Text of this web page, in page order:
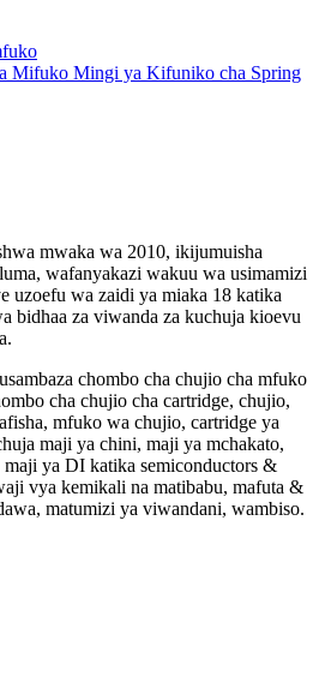
mwaka wa 2010, ikijumuisha
wafanyakazi wakuu wa usimamizi
uzoefu wa zaidi ya miaka 18 katika
bidhaa za viwanda za kuchuja kioevu
chombo cha chujio cha mfuko
cha chujio cha cartridge, chujio,
mfuko wa chujio, cartridge ya
maji ya chini, maji ya mchakato,
ya DI katika semiconductors &
vya kemikali na matibabu, mafuta &
matumizi ya viwandani, wambiso.